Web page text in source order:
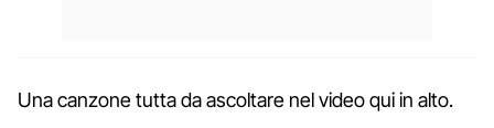
Una canzone tutta da ascoltare nel video qui in alto.